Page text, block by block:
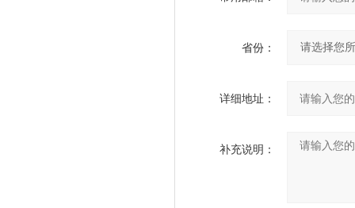
省份：
详细地址：
补充说明：